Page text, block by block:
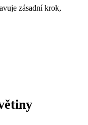
zásadní krok,